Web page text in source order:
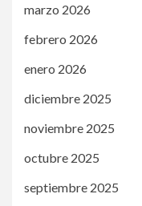
marzo 2026
febrero 2026
enero 2026
diciembre 2025
noviembre 2025
octubre 2025
septiembre 2025